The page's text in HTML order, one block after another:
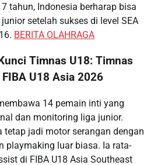
tahun, Indonesia berharap bisa
setelah sukses di level SEA
BERITA OLAHRAGA
Timnas U18: Timnas
U18 Asia 2026
14 pemain inti yang
dan monitoring liga junior.
tetap jadi motor serangan dengan
playmaking luar biasa. Ia rata-
di FIBA U18 Asia Southeast